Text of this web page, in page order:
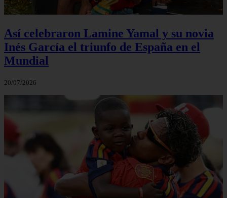
Así celebraron Lamine Yamal y su novia
Inés García el triunfo de España en el
Mundial
20/07/2026